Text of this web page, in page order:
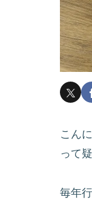
こん
って
毎年